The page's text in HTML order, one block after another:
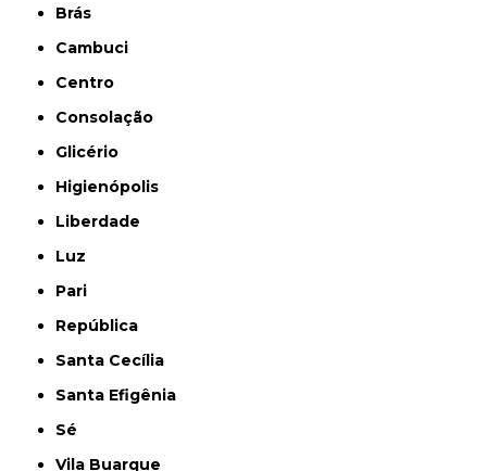
Brás
Cambuci
Centro
Consolação
Glicério
Higienópolis
Liberdade
Luz
Pari
República
Santa Cecília
Santa Efigênia
Sé
Vila Buarque